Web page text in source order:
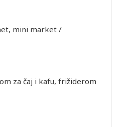
mini market /
za čaj i kafu, frižiderom